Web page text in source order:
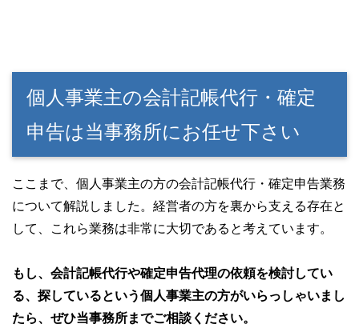
個人事業主の会計記帳代行・確定
申告は当事務所にお任せ下さい
ここまで、個人事業主の方の会計記帳代行・確定申告業務
について解説しました。経営者の方を裏から支える存在と
して、これら業務は非常に大切であると考えています。
もし、会計記帳代行や確定申告代理の依頼を検討してい
る、探しているという個人事業主の方がいらっしゃいまし
たら、ぜひ当事務所までご相談ください。